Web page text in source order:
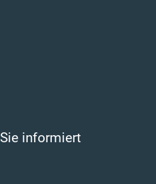
informiert